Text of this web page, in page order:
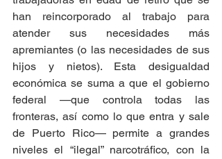
han reincorporado al trabajo para
atender sus necesidades más
apremiantes (o las necesidades de sus
hijos y nietos). Esta desigualdad
económica se suma a que el gobierno
federal —que controla todas las
fronteras, así como lo que entra y sale
de Puerto Rico— permite a grandes
niveles el “ilegal” narcotráfico, con la